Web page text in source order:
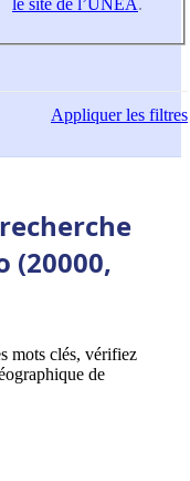
Appliquerles filtres
(20000,
mots clés, vérifiez
de